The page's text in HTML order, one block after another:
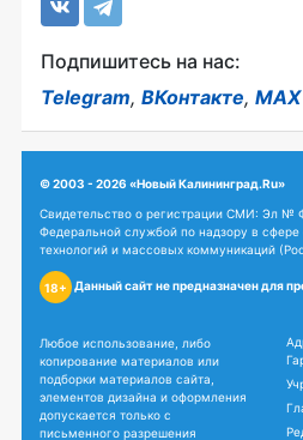
Подпишитесь на нас:
Telegram, ВКонтакте, MAX
© 2003 - 2026 «Новый Калининград.Ru»
Свидетельство о регистрации СМИ: Эл №
Федеральной службой по надзору в
технологий и массовых коммуникаций
18+ Данный сайт не предназначен для
Любое использование, либо
копирование материалов или
подборки материалов сайта,
элементов дизайна и оформления
допускается только с
письменного разрешения